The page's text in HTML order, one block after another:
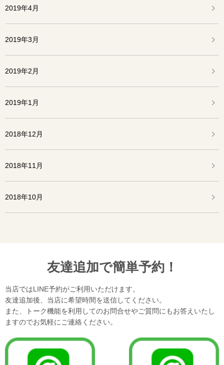
2019年4月
2019年3月
2019年2月
2019年1月
2018年12月
2018年11月
2018年10月
友達追加で簡単予約！
当店ではLINE予約がご利用いただけます。
友達追加後、当店に希望時間を送信してください。
また、トーク機能を利用してのお問合せやご質問にもお答えいたし
ますのでお気軽にご連絡ください。